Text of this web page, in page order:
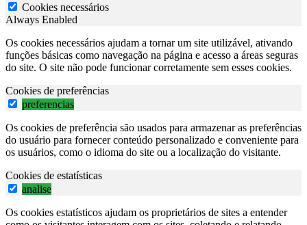
Cookies necessários
Always Enabled
Os cookies necessários ajudam a tornar um site utilizável, ativando
funções básicas como navegação na página e acesso a áreas seguras
do site. O site não pode funcionar corretamente sem esses cookies.
Cookies de preferências
preferencias
Os cookies de preferência são usados para armazenar as preferências
do usuário para fornecer conteúdo personalizado e conveniente para
os usuários, como o idioma do site ou a localização do visitante.
Cookies de estatísticas
analise
Os cookies estatísticos ajudam os proprietários de sites a entender